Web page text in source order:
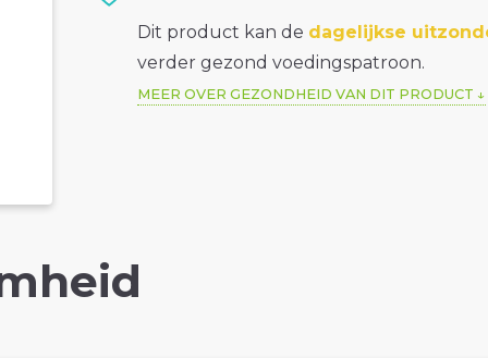
Dit product kan de dagelijkse
verder gezond voedingspatroon.
MEER OVER GEZONDHEID VAN DIT PRODUCT